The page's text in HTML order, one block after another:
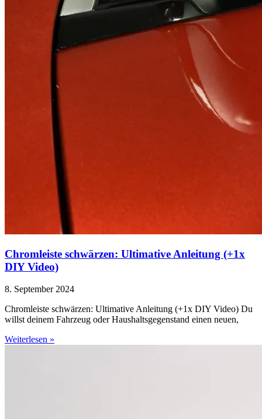
Chromleiste schwärzen: Ultimative Anleitung (+1x
DIY Video)
8. September 2024
Chromleiste schwärzen: Ultimative Anleitung (+1x DIY Video) Du
willst deinem Fahrzeug oder Haushaltsgegenstand einen neuen,
Weiterlesen »